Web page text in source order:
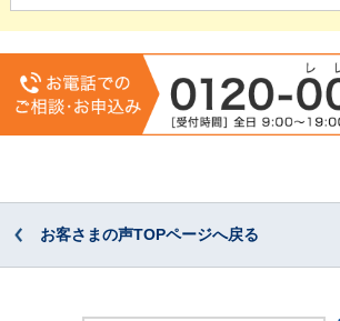
お客さまの声TOPページへ戻る